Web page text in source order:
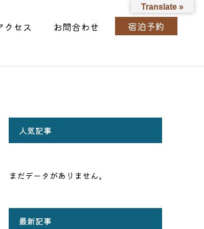
クセス お問合わせ 宿泊予約
人気記事
まだデータがありません。
最新記事
Translate »